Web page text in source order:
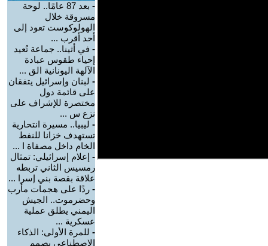
-
بعد 87 عامًا.. لوحة
مسروقة خلال
الهولوكوست تعود إلى
أحد أقرب ...
- في أثينا.. جماعة تُعيد
إحياء طقوس عبادة
الآلهة اليونانية الق ...
- لبنان وإسرائيل يتفقان
على قائمة دول
مختصرة للإشراف على
نزع س ...
- ليبيا.. مسيرة انتحارية
تستهدف خزانا للنفط
الخام داخل مصفاة ا ...
- إعلام إسرائيلي: تمثال
رمسيس الثاني تربطه
علاقة بقصة بني إسرا ...
- ردًا على هجمات مأرب
وحضرموت.. الجيش
اليمني يطلق عملية
عسكرية ...
- للمرة الأولى: الذكاء
الاصطناعي يصمم